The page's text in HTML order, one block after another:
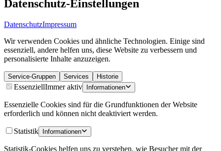
Datenschutz-Einstellungen
DatenschutzImpressum
Wir verwenden Cookies und ähnliche Technologien. Einige sind
essenziell, andere helfen uns, diese Website zu verbessern und
personalisierte Inhalte anzuzeigen.
Service-Gruppen Services Historie
EssenziellImmer aktiv Informationen
Essenzielle Cookies sind für die Grundfunktionen der Website
erforderlich und können nicht deaktiviert werden.
Statistik Informationen
Statistik-Cookies helfen uns zu verstehen, wie Besucher mit der